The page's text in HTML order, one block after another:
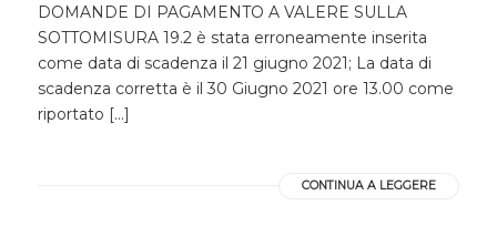
DOMANDE DI PAGAMENTO A VALERE SULLA
SOTTOMISURA 19.2 è stata erroneamente inserita
come data di scadenza il 21 giugno 2021; La data di
scadenza corretta è il 30 Giugno 2021 ore 13.00 come
riportato […]
CONTINUA A LEGGERE